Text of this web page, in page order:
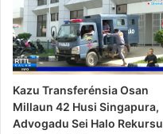
Kazu Transferénsia Osan
Millaun 42 Husi Singapura,
Advogadu Sei Halo Rekursu